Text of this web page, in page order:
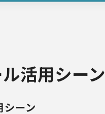
活用シーン
シーン